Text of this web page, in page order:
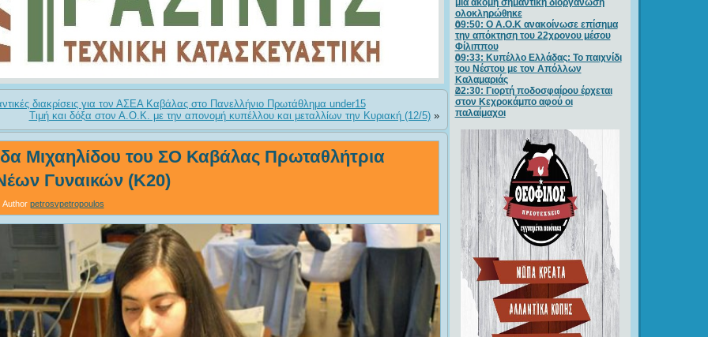
διακρίσεις για τον ΑΣΕΑ Καβάλας στο Πανελλήνιο Πρωτάθλημα under15
Τιμή και δόξα στον Α.Ο.Κ. με την απονομή κυπέλλου και μεταλλίων την Κυριακή (12/5)»
Μιχαηλίδου του ΣΟ Καβάλας Πρωταθλήτρια
Γυναικών (Κ20)
Author petrosvpetropoulos
μία ακόμη σημαντική διοργάνωση
ολοκληρώθηκε
09:50: O A.O.K ανακοίνωσε επίσημα
την απόκτηση του 22χρονου μέσου
Φίλιππου
09:33: Κυπέλλο Ελλάδας: Το παιχνίδι
του Νέστου με τον Απόλλων
Καλαμαριάς
22:30: Γιορτή ποδοσφαίρου έρχεται
στον Κεχροκάμπο αφού οι
παλαίμαχοι